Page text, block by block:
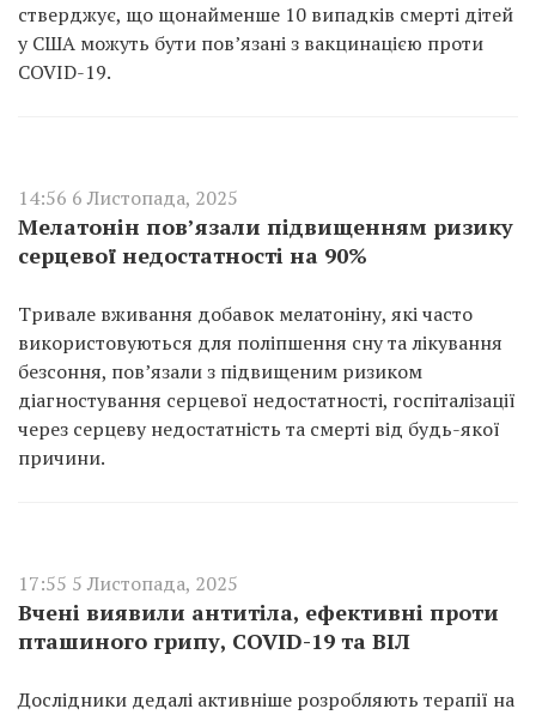
стверджує, що щонайменше 10 випадків смерті дітей
у США можуть бути пов’язані з вакцинацією проти
COVID-19.
14:56 6 Листопада, 2025
Мелатонін пов’язали підвищенням ризику
серцевої недостатності на 90%
Тривале вживання добавок мелатоніну, які часто
використовуються для поліпшення сну та лікування
безсоння, пов’язали з підвищеним ризиком
діагностування серцевої недостатності, госпіталізації
через серцеву недостатність та смерті від будь-якої
причини.
17:55 5 Листопада, 2025
Вчені виявили антитіла, ефективні проти
пташиного грипу, COVID-19 та ВІЛ
Дослідники дедалі активніше розробляють терапії на